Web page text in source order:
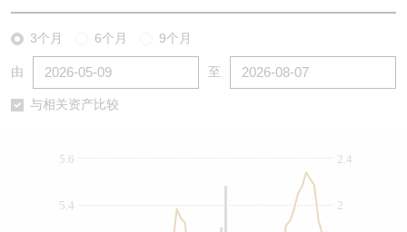
3个月 6个月 9个月
由 至
与相关资产比较
2.4
2
5.4
5.6
认股证/牛熊证日志
牛熊证到期结算价查找
中资ETFs溢价比较